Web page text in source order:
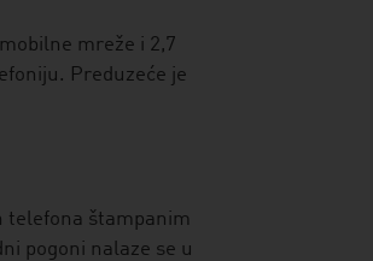
mreže i 2,7
Preduzeće je
telefona štampanim
pogoni nalaze se u